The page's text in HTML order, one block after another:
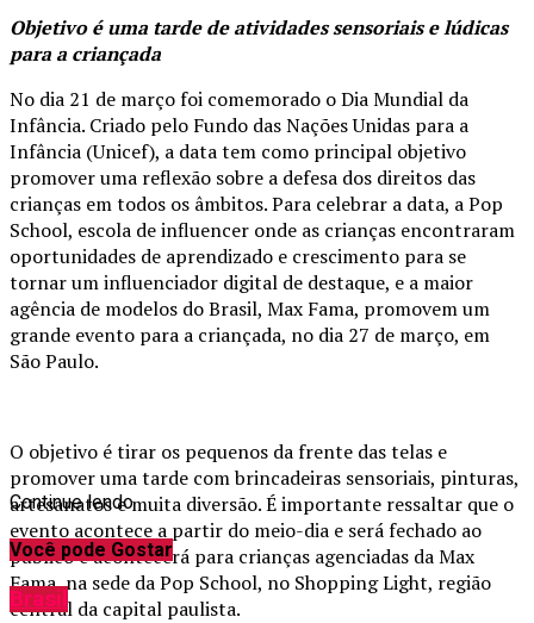
Objetivo é uma tarde de atividades sensoriais e lúdicas
para a criançada
No dia 21 de março foi comemorado o Dia Mundial da
Infância. Criado pelo Fundo das Nações Unidas para a
Infância (Unicef), a data tem como principal objetivo
promover uma reflexão sobre a defesa dos direitos das
crianças em todos os âmbitos. Para celebrar a data, a Pop
School, escola de influencer onde as crianças encontraram
oportunidades de aprendizado e crescimento para se
tornar um influenciador digital de destaque, e a maior
agência de modelos do Brasil, Max Fama, promovem um
grande evento para a criançada, no dia 27 de março, em
São Paulo.
O objetivo é tirar os pequenos da frente das telas e
promover uma tarde com brincadeiras sensoriais, pinturas,
artesanatos e muita diversão. É importante ressaltar que o
evento acontece a partir do meio-dia e será fechado ao
público e acontecerá para crianças agenciadas da Max
Fama, na sede da Pop School, no Shopping Light, região
central da capital paulista.
Continue lendo
Você pode Gostar
Brasil